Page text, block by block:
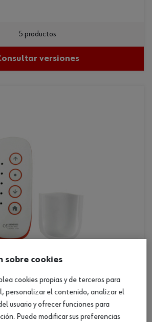
5 productos
versiones
para motor tubular wr
sobre cookies
cookies propias y de terceros para
personalizar el contenido, analizar el
usuario y ofrecer funciones para
Puede modificar sus preferencias